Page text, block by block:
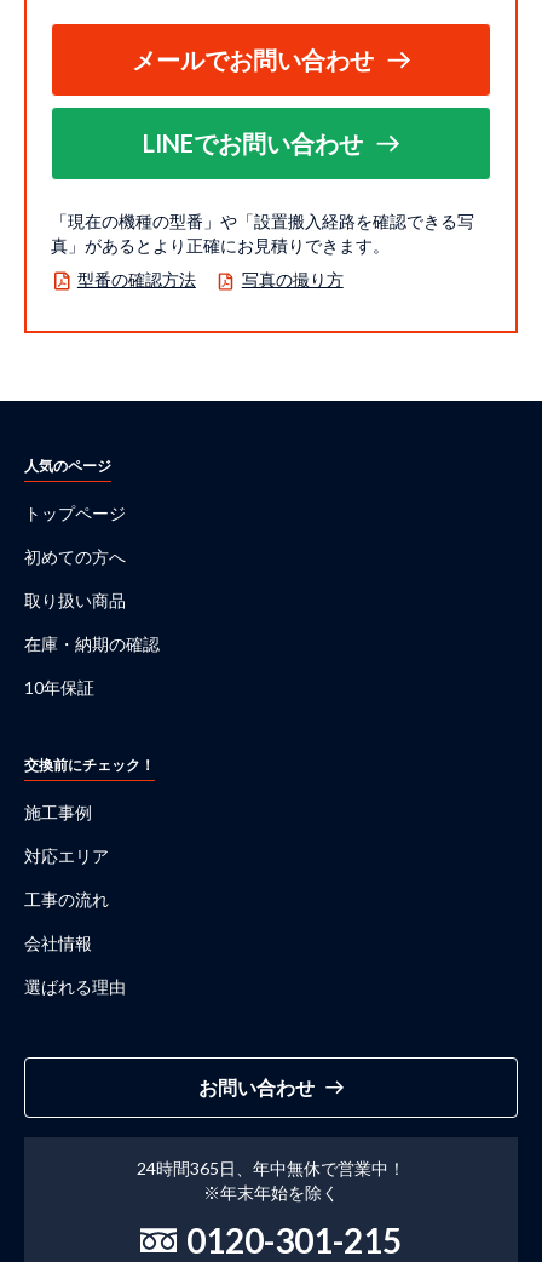
メールでお問い合わせ
LINEでお問い合わせ
「現在の機種の型番」や「設置搬入経路を確認できる写
真」があるとより正確にお見積りできます。
型番の確認方法
写真の撮り方
人気のページ
トップページ
初めての方へ
取り扱い商品
在庫・納期の確認
10年保証
交換前にチェック！
施工事例
対応エリア
工事の流れ
会社情報
選ばれる理由
お問い合わせ
24時間365日、年中無休で営業中！
※年末年始を除く
0120-301-215